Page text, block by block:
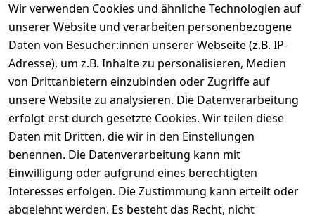
Wir verwenden Cookies und ähnliche Technologien auf
unserer Website und verarbeiten personenbezogene
Daten von Besucher:innen unserer Webseite (z.B. IP-
Adresse), um z.B. Inhalte zu personalisieren, Medien
von Drittanbietern einzubinden oder Zugriffe auf
unsere Website zu analysieren. Die Datenverarbeitung
erfolgt erst durch gesetzte Cookies. Wir teilen diese
Daten mit Dritten, die wir in den Einstellungen
benennen. Die Datenverarbeitung kann mit
Einwilligung oder aufgrund eines berechtigten
Interesses erfolgen. Die Zustimmung kann erteilt oder
abgelehnt werden. Es besteht das Recht, nicht
d
m
e
i
s
r.